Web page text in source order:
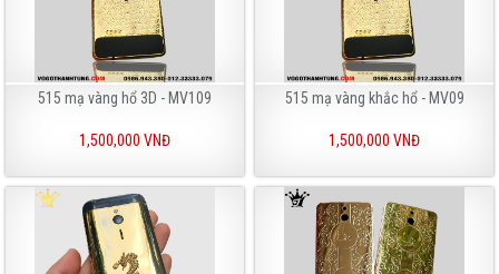
515 mạ vàng hổ 3D - MV109
1,500,000 VNĐ
515 mạ vàng khắc hổ - MV09
1,500,000 VNĐ